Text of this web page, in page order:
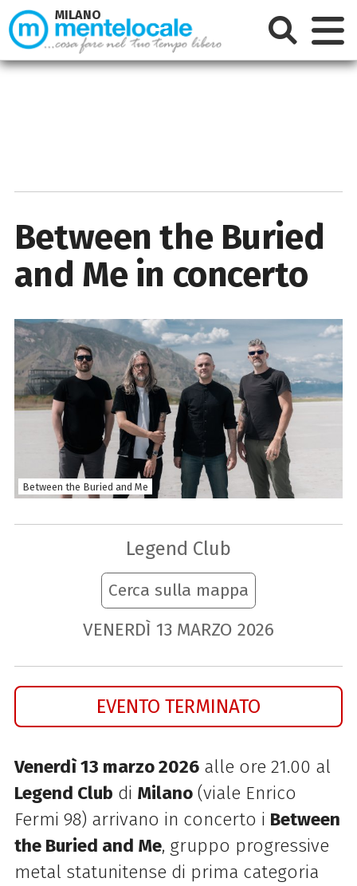
Between the Buried
and Me in concerto
Between the Buried and Me
Legend Club
Cerca sulla mappa
VENERDÌ 13 MARZO 2026
EVENTO TERMINATO
Venerdì 13 marzo 2026alle ore 21.00 al
Legend Club di Milano(viale Enrico
Fermi 98) arrivano in concerto i Between
the Buried and Me, gruppo progressive
metal statunitense di prima categoria
MILANO